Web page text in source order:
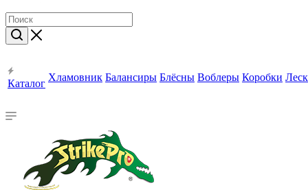
Каталог
Хламовник Балансиры Блёсны Воблеры Коробки